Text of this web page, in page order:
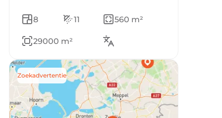
8 11 560 m²
29000 m²
Zoekadvertentie